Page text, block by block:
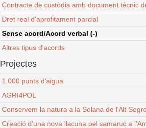
Contracte de custòdia amb document tècnic
Dret real d'aprofitament parcial
Sense acord/Acord verbal (-)
Altres tipus d'acords
Projectes
1.000 punts d'aigua
AGRI4POL
Conservem la natura a la Solana de l'Alt
Creació d'una nova llacuna pel samaruc a